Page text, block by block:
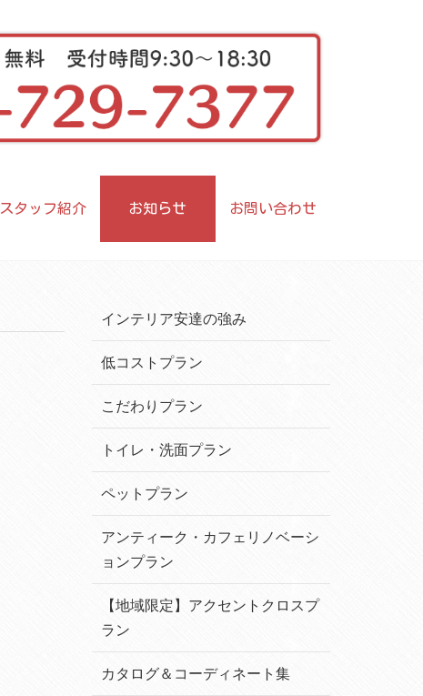
スタッフ紹介 お知らせ お問い合わせ
インテリア安達の強み
低コストプラン
こだわりプラン
トイレ・洗面プラン
ペットプラン
アンティーク・カフェリノベーシ
ョンプラン
【地域限定】アクセントクロスプ
ラン
カタログ＆コーディネート集